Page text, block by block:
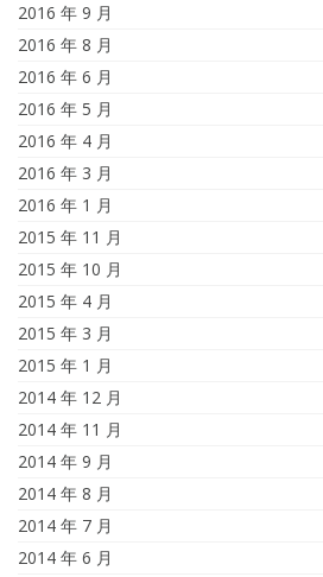
2016 年 9 月
2016 年 8 月
2016 年 6 月
2016 年 5 月
2016 年 4 月
2016 年 3 月
2016 年 1 月
2015 年 11 月
2015 年 10 月
2015 年 4 月
2015 年 3 月
2015 年 1 月
2014 年 12 月
2014 年 11 月
2014 年 9 月
2014 年 8 月
2014 年 7 月
2014 年 6 月